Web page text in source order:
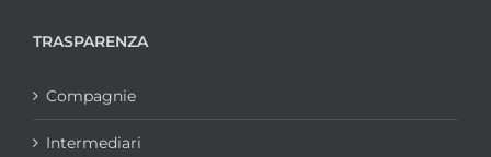
TRASPARENZA
Compagnie
Intermediari